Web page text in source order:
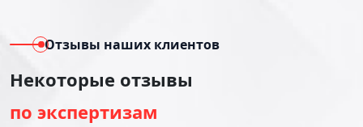
Отзывы наших клиентов
Некоторые отзывы
по экспертизам